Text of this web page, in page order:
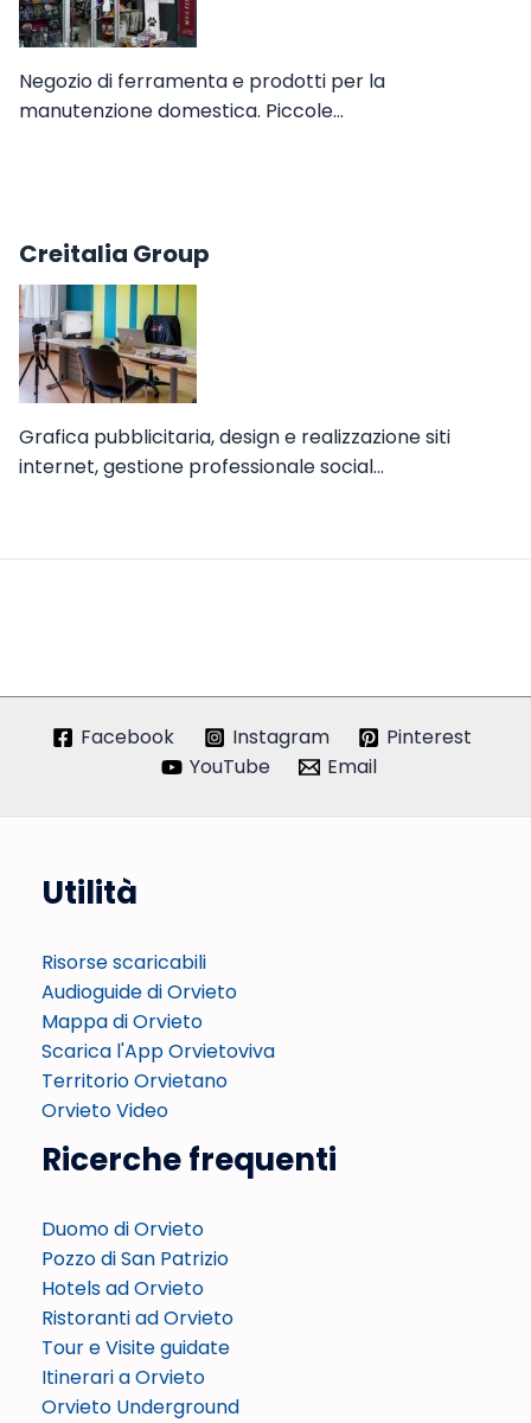
Negozio di ferramenta e prodotti per la
manutenzione domestica. Piccole…
Creitalia Group
Grafica pubblicitaria, design e realizzazione siti
internet, gestione professionale social…
Facebook Instagram
Pinterest
YouTube
Email
Utilità
Risorse scaricabili
Audioguide di Orvieto
Mappa di Orvieto
Scarica l'App Orvietoviva
Territorio Orvietano
Orvieto Video
Ricerche frequenti
Duomo di Orvieto
Pozzo di San Patrizio
Hotels ad Orvieto
Ristoranti ad Orvieto
Tour e Visite guidate
Itinerari a Orvieto
Orvieto Underground